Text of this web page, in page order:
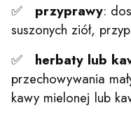
✅ przyprawy:
suszonych ziół,
✅ herbaty lub
przechowywania
kawy mielonej lub